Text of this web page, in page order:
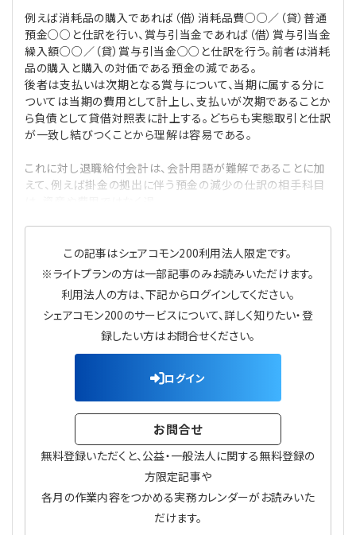
【連載】会計相談室
【連載】公益法人運営実務の処方箋
【連載】公益法人会計検定試験一問一答
【連載】公益法人のための「新公益信託」活用戦略
【連載】シェアコモン200 誌上相談室
【連載】実務と税務のポイント
【連載】事務局だよりPLUS
【連載】テーマで紐解く逆引きガイドライン
【連載】悩みと向き合う経営学
【連載】労務管理の歩き方
【連載】AI活用のすすめ
【連載】IT実務一問一答
お問合せ
プライバシーポリシー
例えば消耗品の購入であれば（借）消耗品費○○／（貸）普通
預金○○と仕訳を行い、賞与引当金であれば（借）賞与引当金
繰入額○○／（貸）賞与引当金○○と仕訳を行う。前者は消耗
品の購入と購入の対価である預金の減である。
後者は支払いは次期となる賞与について、当期に属する分に
ついては当期の費用として計上し、支払いが次期であることか
ら負債として貸借対照表に計上する。どちらも実態取引と仕訳
が一致し結びつくことから理解は容易である。
これに対し退職給付会計は、会計用語が難解であることに加
えて、例えば掛金の拠出に伴う預金の減少の仕訳の相手科目
この記事はシェアコモン200利用法人限定です。
※ライトプランの方は一部記事のみお読みいただけます。
利用法人の方は、下記からログインしてください。
シェアコモン200のサービスについて、詳しく知りたい・登
録したい方はお問合せください。
ログイン
お問合せ
無料登録いただくと、公益・一般法人に関する無料登録の
方限定記事や
各月の作業内容をつかめる実務カレンダーがお読みいた
だけます。